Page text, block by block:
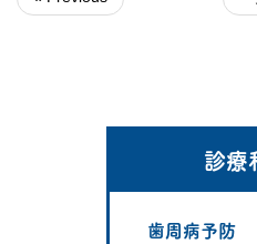
診療
歯周病予防